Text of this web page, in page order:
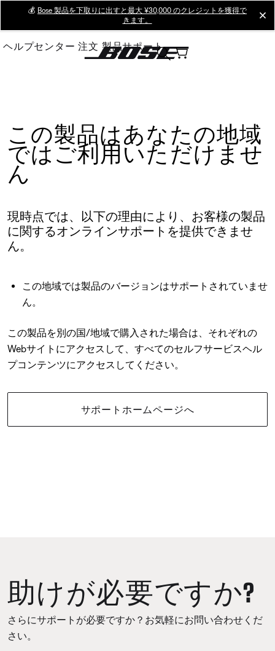
Main
💰 Bose 製品を下取りに出すと最大 ¥30,000 のクレジットを獲得で
きます。
ヘルプセンター 注文 製品サポート
この製品はあなたの地域
ではご利用いただけませ
ん
現時点では、以下の理由により、お客様の製品
に関するオンラインサポートを提供できませ
ん。
この地域では製品のバージョンはサポートされていませ
ん。
この製品を別の国/地域で購入された場合は、それぞれの
Webサイトにアクセスして、すべてのセルフサービスヘル
プコンテンツにアクセスしてください。
サポートホームページへ
助けが必要ですか?
さらにサポートが必要ですか？お気軽にお問い合わせくだ
さい。